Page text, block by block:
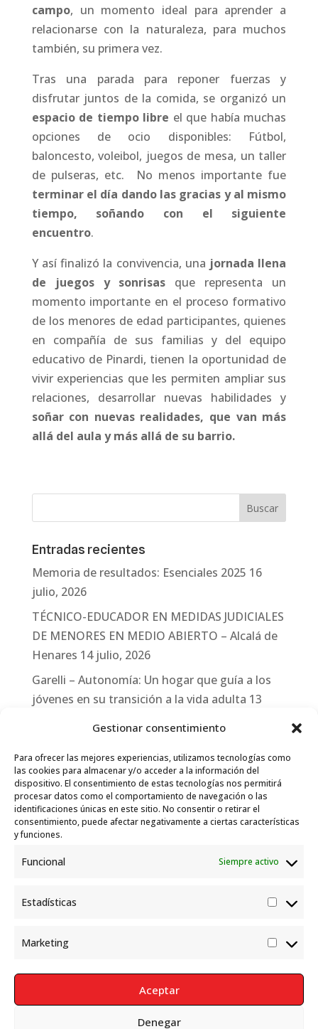
Gestionar consentimiento
Para ofrecer las mejores experiencias, utilizamos tecnologías como
las cookies para almacenar y/o acceder a la información del
dispositivo. El consentimiento de estas tecnologías nos permitirá
procesar datos como el comportamiento de navegación o las
identificaciones únicas en este sitio. No consentir o retirar el
consentimiento, puede afectar negativamente a ciertas características
y funciones.
Funcional Siempre activo
Estadísticas
Marketing
Aceptar
Denegar
campo, un momento ideal para aprender a
relacionarse con la naturaleza, para muchos
también, su primera vez.
Tras una parada para reponer fuerzas y
disfrutar juntos de la comida, se organizó un
espacio de tiempo libre el que había muchas
opciones de ocio disponibles: Fútbol,
baloncesto, voleibol, juegos de mesa, un taller
de pulseras, etc. No menos importante fue
terminar el día dando las gracias y al mismo
tiempo, soñando con el siguiente
encuentro.
Y así finalizó la convivencia, una jornada llena
de juegos y sonrisas que representa un
momento importante en el proceso formativo
de los menores de edad participantes, quienes
en compañía de sus familias y del equipo
educativo de Pinardi, tienen la oportunidad de
vivir experiencias que les permiten ampliar sus
relaciones, desarrollar nuevas habilidades y
soñar con nuevas realidades, que van más
allá del aula y más allá de su barrio.
Entradas recientes
Memoria de resultados: Esenciales 2025 16
julio, 2026
TÉCNICO-EDUCADOR EN MEDIDAS JUDICIALES
DE MENORES EN MEDIO ABIERTO – Alcalá de
Henares 14 julio, 2026
Garelli – Autonomía: Un hogar que guía a los
jóvenes en su transición a la vida adulta 13
Garelli-Refugio: Acciones de empleo en el
marco del Sistema de Acogida de Protección
Internacional 10 julio, 2026